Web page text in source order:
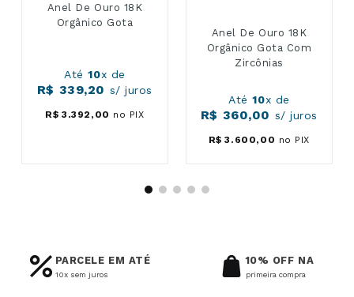
Anel De Ouro 18K
Orgânico Gota
Até10x de
R$ 339,20 s/ juros
R$ 3 .392 , 00 no PIX
Anel De Ouro 18K
Orgânico Gota Com
Zircônias
Até10x de
R$ 360,00 s/ juros
R$ 3 . 600, 00 no PIX
PARCELE EM ATÉ
10x sem juros
10% OFF NA
primeira compra